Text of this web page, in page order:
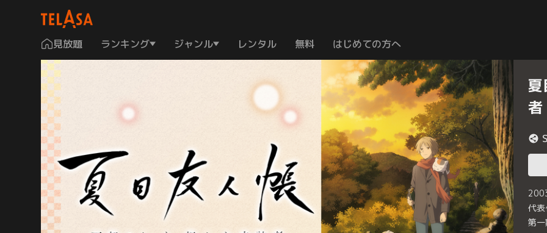
見放題 ランキング ジャンル レンタル 無料 はじめての方へ
者
代
第